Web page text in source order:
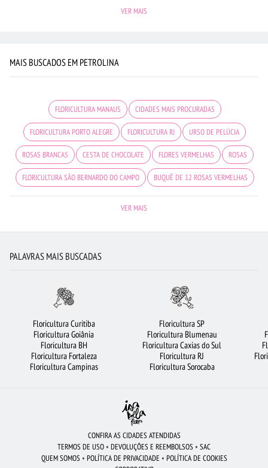
VER MAIS
MAIS BUSCADOS EM PETROLINA
FLORICULTURA MANAUS CIDADES MAIS PROCURADAS
FLORICULTURA PORTO ALEGRE FLORICULTURA RJ URSO DE PELÚCIA
ROSAS BRANCAS CESTA DE CHOCOLATE FLORES VERMELHAS ROSAS
FLORICULTURA SÃO BERNARDO DO CAMPO BUQUÊ DE 12 ROSAS VERMELHAS
FLORICULTURA UBERLÂNDIA FLORICULTURA CAMPINAS
FLORICULTURA JOÃO PESSOA FLORICULTURA BRASÍLIA ORQUÍDEAS
FLORES BRANCAS FLORICULTURA BH FLORICULTURA RIBEIRÃO PRETO
BUQUÊ DE 20 ROSAS VERMELHAS
FLORICULTURA GOIÂNIA
BUQUÊ DE ROSAS VERMELHAS FLORICULTURA SP
VER MAIS
PALAVRAS MAIS BUSCADAS
Floricultura Curitiba
Floricultura Goiânia
Floricultura BH
Floricultura Fortaleza
Floricultura Campinas
Floricultura SP
Floricultura Blumenau
Floricultura Caxias do Sul
Floricultura RJ
Floricultura Sorocaba
CONFIRA AS CIDADES ATENDIDAS
TERMOS DE USO • DEVOLUÇÕES E REEMBOLSOS • SAC
QUEM SOMOS • POLÍTICA DE PRIVACIDADE • POLÍTICA DE COOKIES